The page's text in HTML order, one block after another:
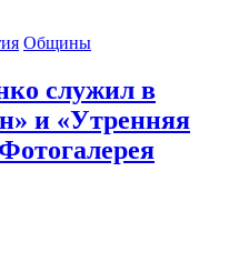
Общины
служил в
и «Утренняя